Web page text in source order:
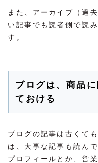
また、アーカイブ（過
い記事でも読者側で読
す。
ブログは、商品
ておける
ブログの記事は古くて
は、大事な記事も読ん
プロフィールとか、営